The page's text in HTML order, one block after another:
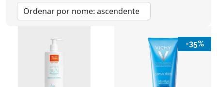
Corpo
(16)
Rosto(28)
(18)
-35%